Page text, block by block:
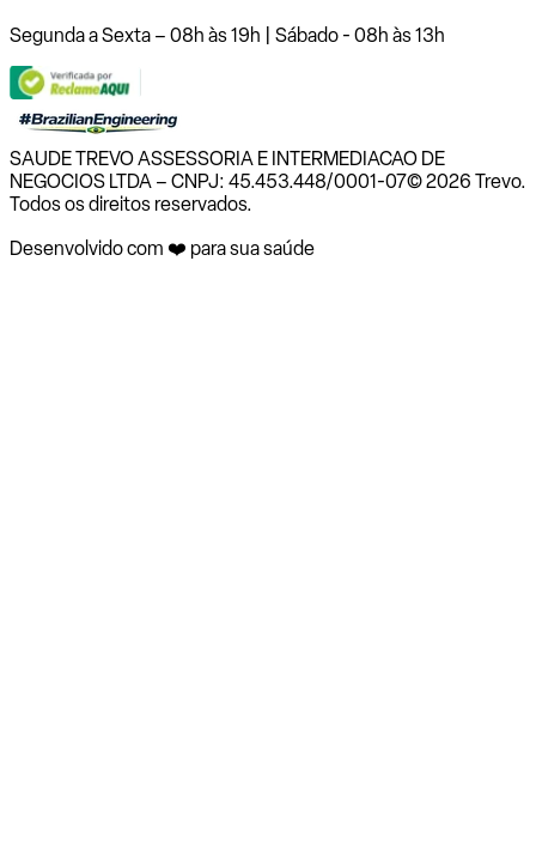
Segunda a Sexta – 08h às 19h | Sábado - 08h às 13h
SAUDE TREVO ASSESSORIA E INTERMEDIACAO DE
NEGOCIOS LTDA – CNPJ: 45.453.448/0001-07© 2026 Trevo.
Todos os direitos reservados.
Desenvolvido com ❤️ para sua saúde